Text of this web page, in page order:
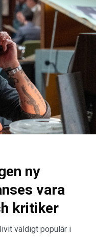
ny
vara
kritiker
väldigt populär i